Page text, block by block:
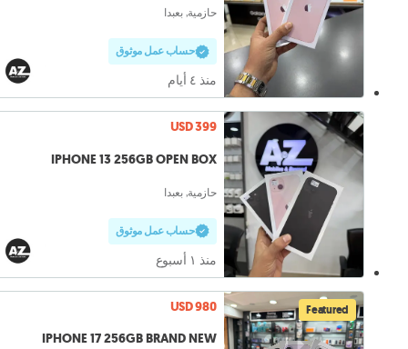
حازمية, بعبدا
حساب عمل موثوق
منذ ٤ أيام
USD 399
IPHONE 13 256GB OPEN BOX
حازمية, بعبدا
حساب عمل موثوق
منذ ١ أسبوع
Featured
USD 980
IPHONE 17 256GB BRAND NEW